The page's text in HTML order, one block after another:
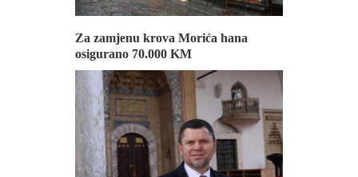
Za zamjenu krova Morića hana
osigurano 70.000 KM